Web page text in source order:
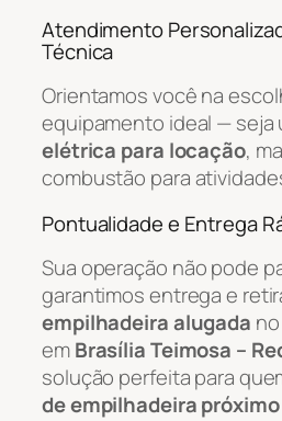
Atendimento
Técnica
Orientamos você na
equipamento ideal — seja
elétrica para locação,
combustão para
Pontualidade e Entrega
Sua operação não pode
garantimos entrega e
empilhadeira alugada
emBrasília Teimosa –
solução perfeita para
de empilhadeira